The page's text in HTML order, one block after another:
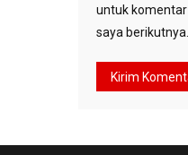
untuk komentar
saya berikutnya.